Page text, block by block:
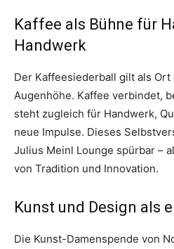
Kaffee als Bühne für
Handwerk
Der Kaffeesiederball gilt als
Augenhöhe. Kaffee verbindet,
steht zugleich für Handwerk,
neue Impulse. Dieses
Julius Meinl Lounge spürbar –
von Tradition und Innovation.
Kunst und Design als
Die Kunst-Damenspende von